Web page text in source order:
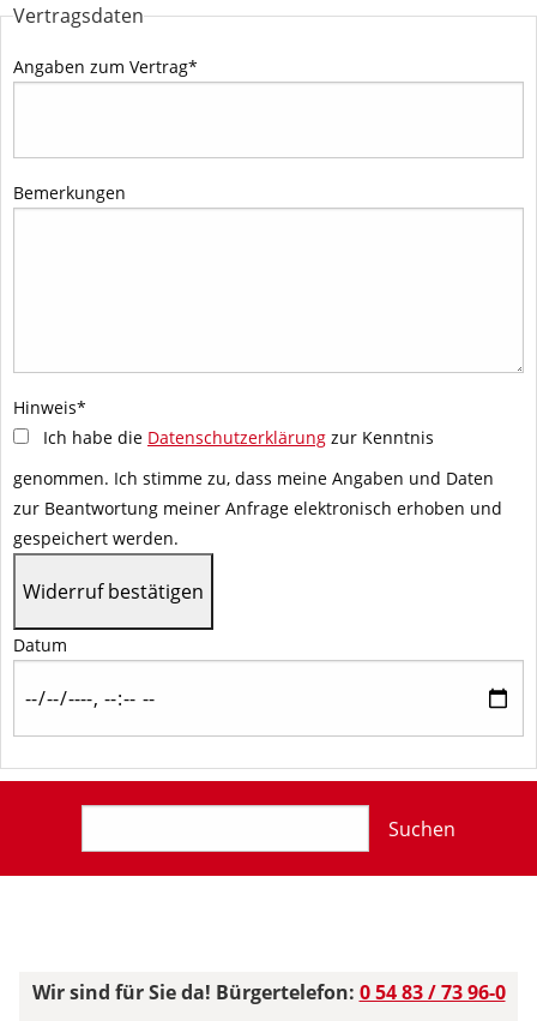
Vertragsdaten
Angaben zum Vertrag*
Bemerkungen
Hinweis*
Ich habe die Datenschutzerklärung zur Kenntnis
genommen. Ich stimme zu, dass meine Angaben und Daten
zur Beantwortung meiner Anfrage elektronisch erhoben und
gespeichert werden.
Datum
Suchen
Wir sind für Sie da! Bürgertelefon: 0 54 83 / 73 96-0